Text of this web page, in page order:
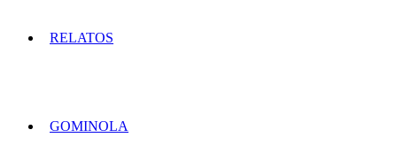
RELATOS
GOMINOLA